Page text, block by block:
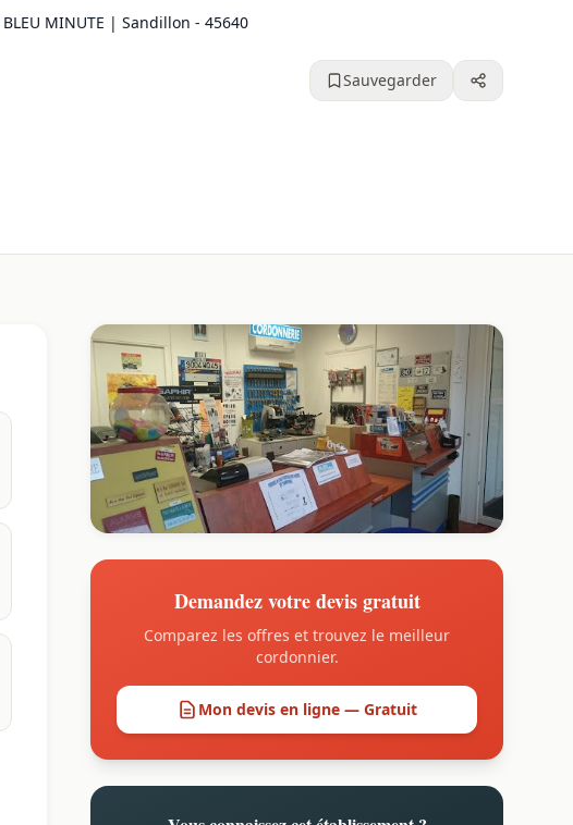
BLEU MINUTE | Sandillon - 45640
Sauvegarder
Demandez votre devis gratuit
Comparez les offres et trouvez le meilleur
cordonnier.
Mon devis en ligne — Gratuit